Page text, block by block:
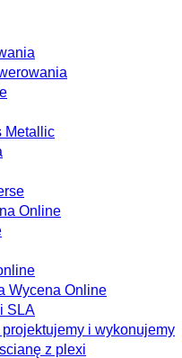
Metallic
Online
Wycena Online
SLA
i wykonujemy
z plexi